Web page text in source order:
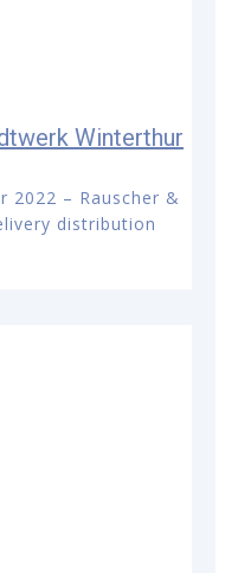
Winterthur
2022 – Rauscher &
distribution